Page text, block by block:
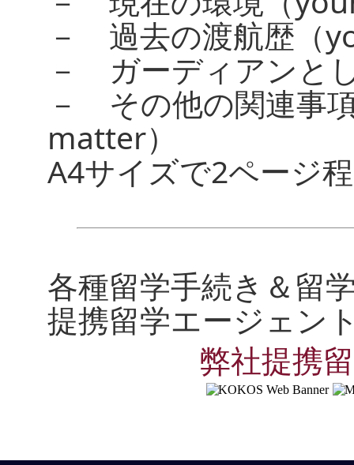
－ 過去の渡航歴（
－ ガーディアンと
－ その他の関連事
matter）
A4サイズで2ページ
各種留学手続き＆留
提携留学エージェン
弊社提携